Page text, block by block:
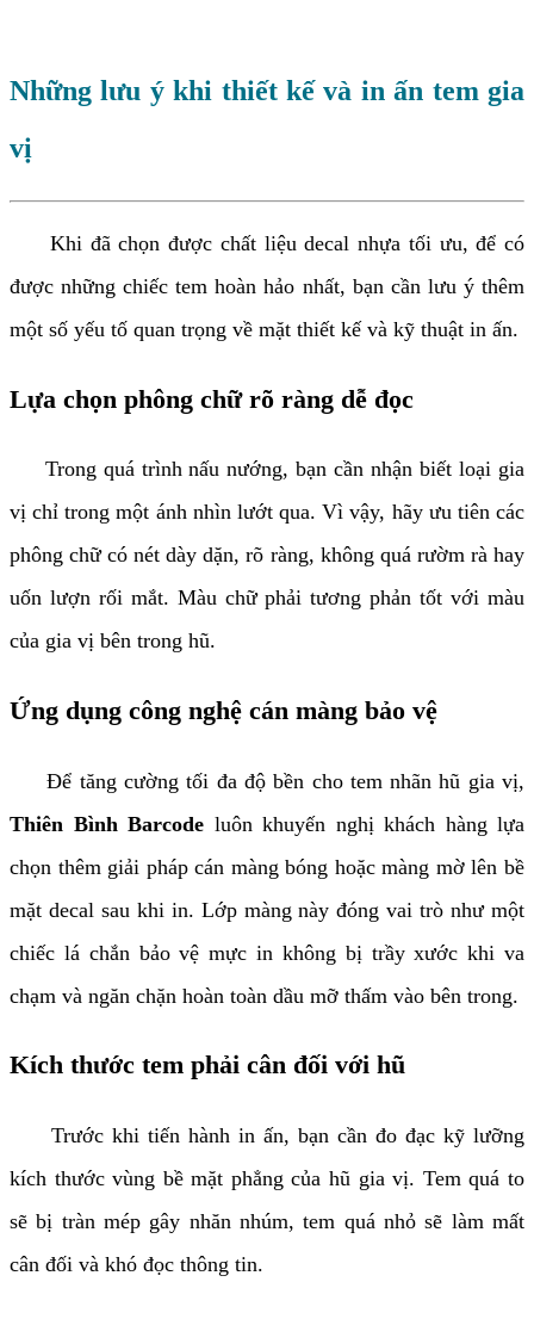
Những lưu ý khi thiết kế và in ấn tem gia
vị
Khi đã chọn được chất liệu decal nhựa tối ưu, để có
được những chiếc tem hoàn hảo nhất, bạn cần lưu ý thêm
một số yếu tố quan trọng về mặt thiết kế và kỹ thuật in ấn.
Lựa chọn phông chữ rõ ràng dễ đọc
Trong quá trình nấu nướng, bạn cần nhận biết loại gia
vị chỉ trong một ánh nhìn lướt qua. Vì vậy, hãy ưu tiên các
phông chữ có nét dày dặn, rõ ràng, không quá rườm rà hay
uốn lượn rối mắt. Màu chữ phải tương phản tốt với màu
của gia vị bên trong hũ.
Ứng dụng công nghệ cán màng bảo vệ
Để tăng cường tối đa độ bền cho tem nhãn hũ gia vị,
Thiên Bình Barcode luôn khuyến nghị khách hàng lựa
chọn thêm giải pháp cán màng bóng hoặc màng mờ lên bề
mặt decal sau khi in. Lớp màng này đóng vai trò như một
chiếc lá chắn bảo vệ mực in không bị trầy xước khi va
chạm và ngăn chặn hoàn toàn dầu mỡ thấm vào bên trong.
Kích thước tem phải cân đối với hũ
Trước khi tiến hành in ấn, bạn cần đo đạc kỹ lưỡng
kích thước vùng bề mặt phẳng của hũ gia vị. Tem quá to
sẽ bị tràn mép gây nhăn nhúm, tem quá nhỏ sẽ làm mất
cân đối và khó đọc thông tin.